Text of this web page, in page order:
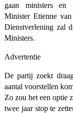
gaan ministers en
Minister Etienne
Dienstverlening zal
Ministers.
Advertentie
De partij zoekt
aantal voorstellen
Zo zou het een optie
twee jaar stop te